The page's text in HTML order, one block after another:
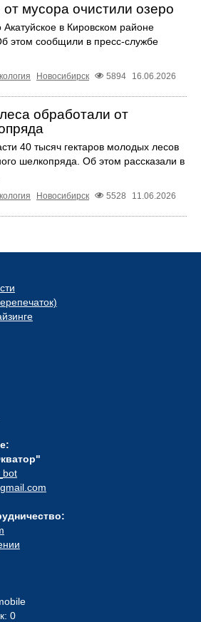
мусора очистили озеро
в Кировском районе
этом сообщили в пресс-службе
Новосибирск 5894 16.06.2026
обработали от
40 тысяч гектаров молодых лесов
шелкопряда. Об этом рассказали в
Новосибирск 5528 11.06.2026
0